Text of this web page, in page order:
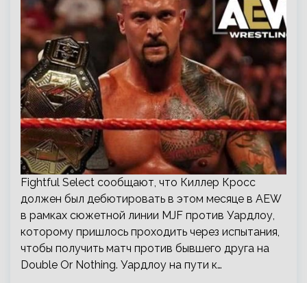
Fightful Select сообщают, что Киллер Кросс
должен был дебютировать в этом месяце в AEW
в рамках сюжетной линии MJF против Уардлоу,
которому пришлось проходить через испытания,
чтобы получить матч против бывшего друга на
Double Or Nothing. Уардлоу на пути к…